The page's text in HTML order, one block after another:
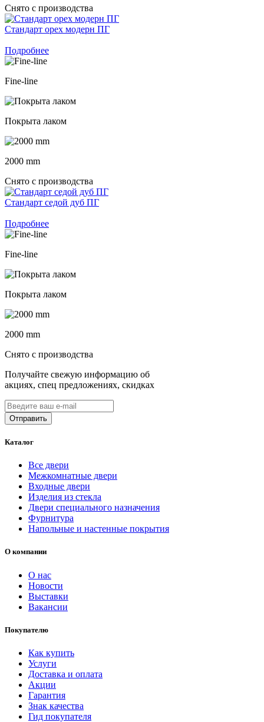
Снято с производства
Стандарт орех модерн ПГ
Подробнее
Fine-line
Покрыта лаком
2000 mm
Снято с производства
Стандарт седой дуб ПГ
Подробнее
Fine-line
Покрыта лаком
2000 mm
Снято с производства
Получайте свежую информацию об
акциях, спец предложениях, скидках
Каталог
Все двери
Межкомнатные двери
Входные двери
Изделия из стекла
Двери специального назначения
Фурнитура
Напольные и настенные покрытия
О компании
О нас
Новости
Выставки
Вакансии
Покупателю
Как купить
Услуги
Доставка и оплата
Акции
Гарантия
Знак качества
Гид покупателя